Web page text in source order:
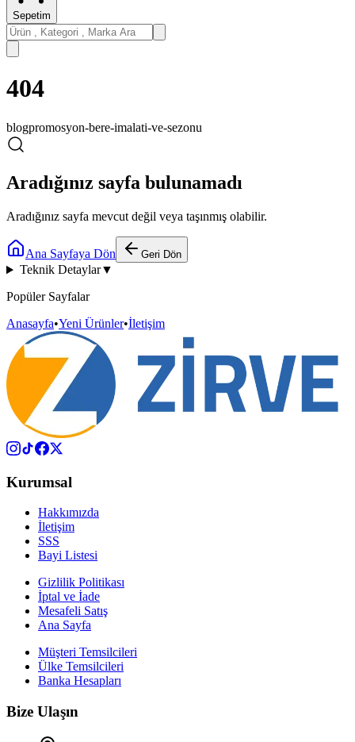
Sepetim
404
blogpromosyon-bere-imalati-ve-sezonu
Aradığınız sayfa bulunamadı
Aradığınız sayfa mevcut değil veya taşınmış olabilir.
Ana Sayfaya Dön Geri Dön
Teknik Detaylar▼
Popüler Sayfalar
Anasayfa•Yeni Ürünler•İletişim
Kurumsal
Hakkımızda
İletişim
SSS
Bayi Listesi
Gizlilik Politikası
İptal ve İade
Mesafeli Satış
Ana Sayfa
Müşteri Temsilcileri
Ülke Temsilcileri
Banka Hesapları
Bize Ulaşın